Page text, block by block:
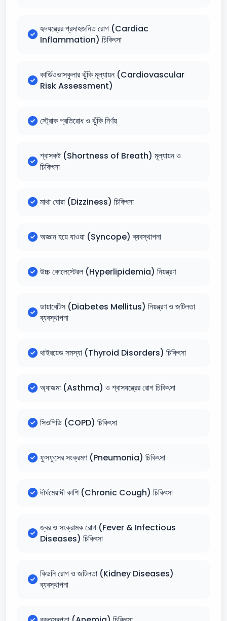
হৃদযন্ত্রের প্রদাহজনিত রোগ (Cardiac
Inflammation) চিকিৎসা
কার্ডিওভাসকুলার ঝুঁকি মূল্যায়ন (Cardiovascular
Risk Assessment)
স্ট্রোক প্রতিরোধ ও ঝুঁকি নির্ণয়
শ্বাসকষ্ট (Shortness of Breath) মূল্যায়ন ও
চিকিৎসা
মাথা ঘোরা (Dizziness) চিকিৎসা
অজ্ঞান হয়ে যাওয়া (Syncope) ব্যবস্থাপনা
উচ্চ কোলেস্টেরল (Hyperlipidemia) নিয়ন্ত্রণ
ডায়াবেটিস (Diabetes Mellitus) নিয়ন্ত্রণ ও জটিলতা
ব্যবস্থাপনা
থাইরয়েড সমস্যা (Thyroid Disorders) চিকিৎসা
অ্যাজমা (Asthma) ও শ্বাসযন্ত্রের রোগ চিকিৎসা
সিওপিডি (COPD) চিকিৎসা
ফুসফুসের সংক্রমণ (Pneumonia) চিকিৎসা
দীর্ঘমেয়াদী কাশি (Chronic Cough) চিকিৎসা
জ্বর ও সংক্রামক রোগ (Fever & Infectious
Diseases) চিকিৎসা
কিডনি রোগ ও জটিলতা (Kidney Diseases)
ব্যবস্থাপনা